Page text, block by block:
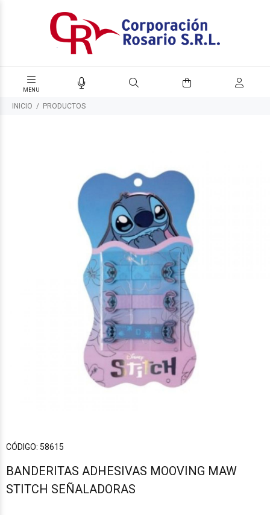
INICIO PRODUCTOS
CÓDIGO: 58615
BANDERITAS ADHESIVAS MOOVING MAW
STITCH SEÑALADORAS